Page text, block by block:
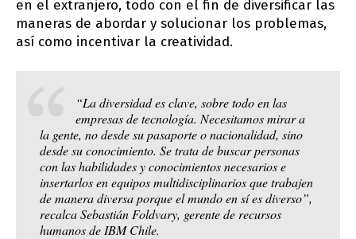
en el extranjero, todo con el fin de diversificar las
maneras de abordar y solucionar los problemas,
así como incentivar la creatividad.
“La diversidad es clave, sobre todo en las
empresas de tecnología. Necesitamos mirar a
la gente, no desde su pasaporte o nacionalidad, sino
desde su conocimiento. Se trata de buscar personas
con las habilidades y conocimientos necesarios e
insertarlos en equipos multidisciplinarios que trabajen
de manera diversa porque el mundo en sí es diverso”,
recalca Sebastián Foldvary, gerente de recursos
humanos de IBM Chile.